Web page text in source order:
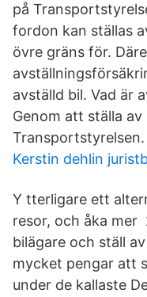
på
fordon kan ställas
övre gräns för.
avställd bil. Vad är
Genom att ställa
Transportstyrelsen.
Kerstin dehlin
Y tterligare ett
resor, och åka mer
bilägare och ställ
mycket pengar att
under de kallaste